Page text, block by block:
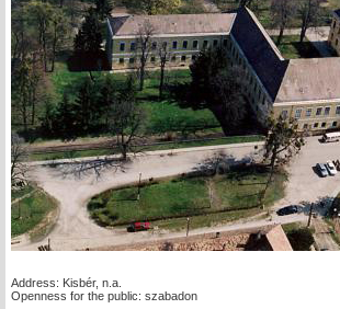
Address: Kisbér, n.a.
Openness for the public: szabadon